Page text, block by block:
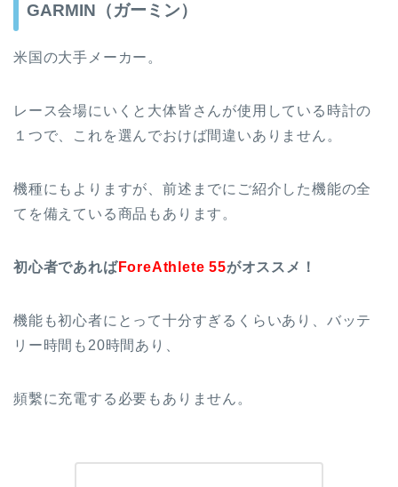
GARMIN（ガーミン）
米国の大手メーカー。
レース会場にいくと大体皆さんが使用している時計の
１つで、これを選んでおけば間違いありません。
機種にもよりますが、前述までにご紹介した機能の全
てを備えている商品もあります。
初心者であればForeAthlete 55がオススメ！
機能も初心者にとって十分すぎるくらいあり、バッテ
リー時間も20時間あり、
頻繫に充電する必要もありません。